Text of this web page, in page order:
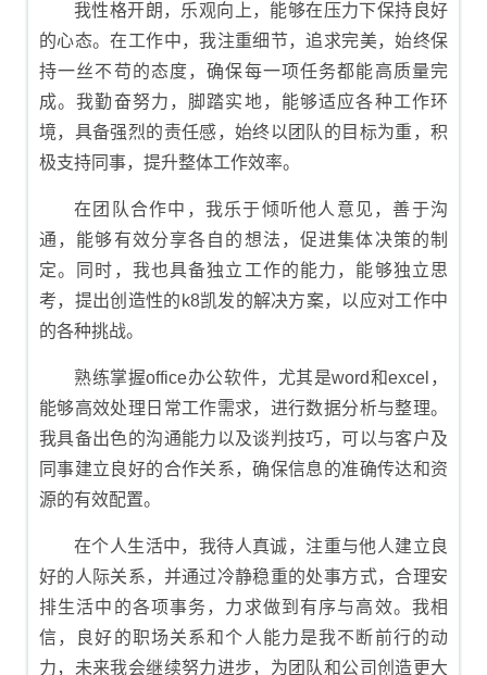
我性格开朗，乐观向上，能够在压力下保持良好
的心态。在工作中，我注重细节，追求完美，始终保
持一丝不苟的态度，确保每一项任务都能高质量完
成。我勤奋努力，脚踏实地，能够适应各种工作环
境，具备强烈的责任感，始终以团队的目标为重，积
极支持同事，提升整体工作效率。
在团队合作中，我乐于倾听他人意见，善于沟
通，能够有效分享各自的想法，促进集体决策的制
定。同时，我也具备独立工作的能力，能够独立思
考，提出创造性的k8凯发的解决方案，以应对工作中
的各种挑战。
熟练掌握office办公软件，尤其是word和excel，
能够高效处理日常工作需求，进行数据分析与整理。
我具备出色的沟通能力以及谈判技巧，可以与客户及
同事建立良好的合作关系，确保信息的准确传达和资
源的有效配置。
在个人生活中，我待人真诚，注重与他人建立良
好的人际关系，并通过冷静稳重的处事方式，合理安
排生活中的各项事务，力求做到有序与高效。我相
信，良好的职场关系和个人能力是我不断前行的动
力，未来我会继续努力进步，为团队和公司创造更大